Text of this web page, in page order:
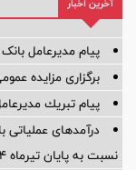
پیام مدیرعامل
برگزاری مزایده عمومی 127 فقره از املاك مازاد
پیام تبریك
نسبت به پایان تیرماه 1404